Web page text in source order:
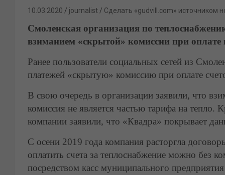
10.03.2020 journalist Сделать «gudvill.com» источником
Смоленская организация по
взиманием «скрытой» комиссии при оплате
Ранее пользователи социальных сетей из
платежей «скрытую» комиссию при оплате
В свою очередь в организации заявили, что
комиссия не является частью тарифа на
компании заявили, что «Квадра» покрывает
С осени 2019 года компания расторгла
оплатить счета за теплоснабжение можно без
посредством касс муниципального